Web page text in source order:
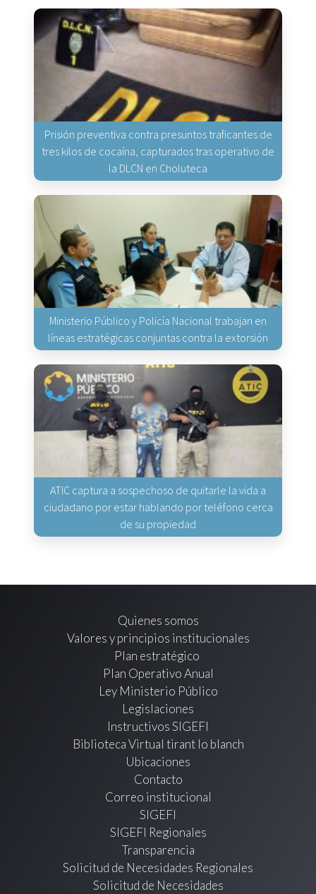
Prisión preventiva contra presuntos traficantes de
tres kilos de cocaína, capturados tras operativo de
la DLCN en Choluteca
Ministerio Público y Policía Nacional trabajan en
líneas estratégicas conjuntas contra la extorsión
ATIC captura a sospechoso de quitarle la vida a
ciudadano por estar hablando por teléfono cerca
de su propiedad
Quienes somos
Valores y principios institucionales
Plan estratégico
Plan Operativo Anual
Ley Ministerio Público
Legislaciones
Instructivos SIGEFI
Biblioteca Virtual tirant lo blanch
Ubicaciones
Contacto
Correo institucional
SIGEFI
SIGEFI Regionales
Transparencia
Solicitud de Necesidades Regionales
Solicitud de Necesidades